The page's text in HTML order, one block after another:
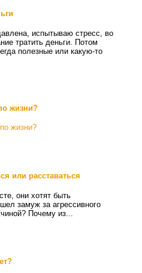
испытываю стресс, во
тратить деньги. Потом
полезные или какую-то
жизни?
или расставаться
они хотят быть
замуж за агрессивного
Почему из...